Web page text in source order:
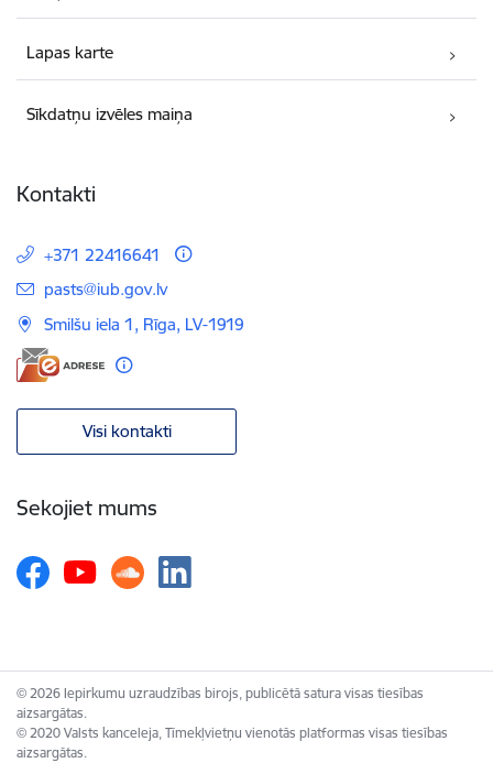
Lapas karte
Sīkdatņu izvēles maiņa
Kontakti
+371 22416641
E-pasts:
pasts@iub.gov.lv
Smilšu iela 1, Rīga, LV-1919
Visi kontakti
Sekojiet mums
© 2026 Iepirkumu uzraudzības birojs, publicētā satura visas tiesības
aizsargātas.
© 2020 Valsts kanceleja, Tīmekļvietņu vienotās platformas visas tiesības
aizsargātas.